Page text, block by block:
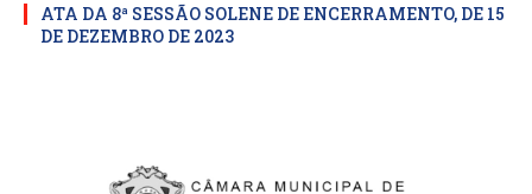
ATA DA 8ª SESSÃO SOLENE DE ENCERRAMENTO, DE 15
DE DEZEMBRO DE 2023